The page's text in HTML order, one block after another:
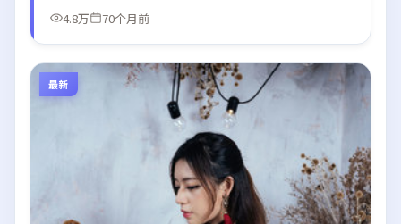
4.8万
70个月前
最新